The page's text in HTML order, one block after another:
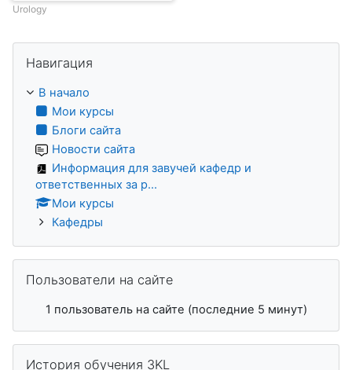
Urology
Навигация
В начало
Мои курсы
Блоги сайта
Новости сайта
Информация для завучей кафедр и
ответственных за р...
Мои курсы
Кафедры
Пользователи на сайте
1 пользователь на сайте (последние 5 минут)
История обучения 3KL